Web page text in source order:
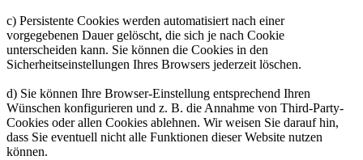
c) Persistente Cookies werden automatisiert nach einer
vorgegebenen Dauer gelöscht, die sich je nach Cookie
unterscheiden kann. Sie können die Cookies in den
Sicherheitseinstellungen Ihres Browsers jederzeit löschen.
d) Sie können Ihre Browser-Einstellung entsprechend Ihren
Wünschen konfigurieren und z. B. die Annahme von Third-Party-
Cookies oder allen Cookies ablehnen. Wir weisen Sie darauf hin,
dass Sie eventuell nicht alle Funktionen dieser Website nutzen
können.